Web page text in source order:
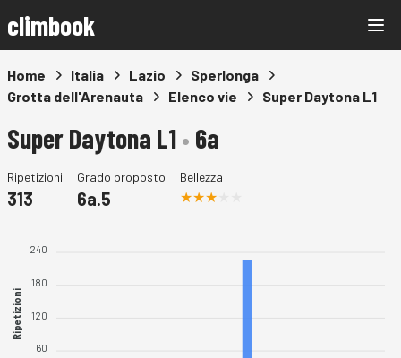
climbook
Home Italia Lazio
Sperlonga
Grotta dell'Arenauta
Elenco vie Super Daytona L1
Super Daytona L1• 6a
Ripetizioni
313
Grado proposto
6a.5
Bellezza
240
180
120
60
Ripetizioni